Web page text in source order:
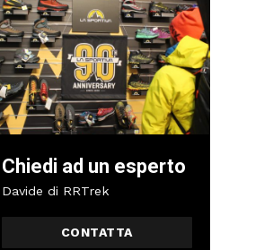
Chiedi ad un esperto
Davide di RRTrek
CONTATTA